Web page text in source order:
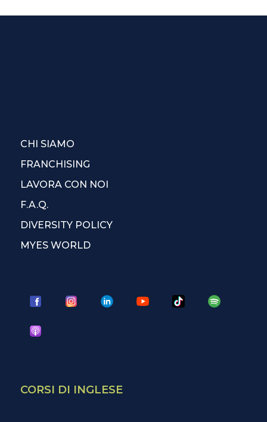
CHI SIAMO
FRANCHISING
LAVORA CON NOI
F.A.Q.
DIVERSITY POLICY
MYES WORLD
CORSI DI INGLESE